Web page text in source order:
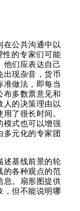
公共沟通中以
性的专家们可能
们应表达自己
现杂音，货币
做法，即每当
多数票意见和
的决策理由以
了很长时间。
模式也可以增强
元化的专家团
基线前景的轮
各种观点的范
息。扇形图提供
，但不能说明哪